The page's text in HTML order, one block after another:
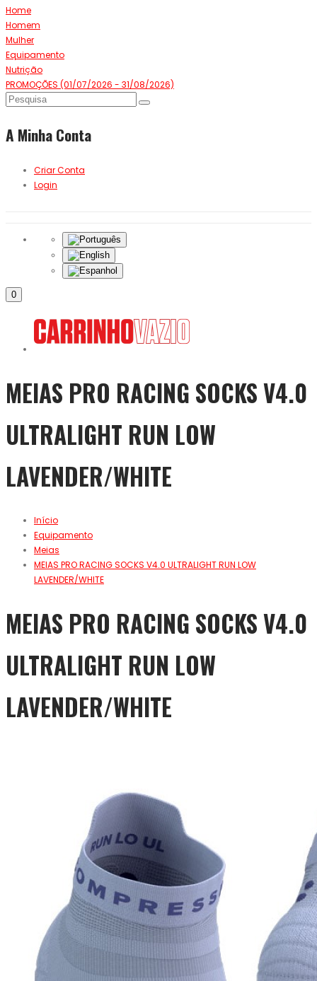
Home
Homem
Mulher
Equipamento
Nutrição
PROMOÇÕES (01/07/2026 - 31/08/2026)
A Minha Conta
Criar Conta
Login
0
MEIAS PRO RACING SOCKS V4.0
ULTRALIGHT RUN LOW
LAVENDER/WHITE
Início
Equipamento
Meias
MEIAS PRO RACING SOCKS V4.0 ULTRALIGHT RUN LOW
LAVENDER/WHITE
MEIAS PRO RACING SOCKS V4.0
ULTRALIGHT RUN LOW
LAVENDER/WHITE